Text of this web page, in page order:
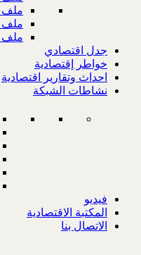
ملف
ملف
ملف
جدل اقتصادي
خواطر إقتصادية
احداث وتقارير اقتصادية
نشاطات الشبكة
فيديو
المكتبة الاقتصادية
الاتصال بنا